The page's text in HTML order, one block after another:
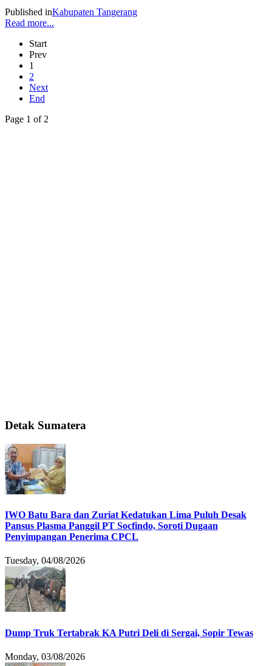
Published inKabupaten Tangerang
Read more...
Start
Prev
1
2
Next
End
Page 1 of 2
Detak Sumatera
IWO Batu Bara dan Zuriat Kedatukan Lima Puluh Desak
Pansus Plasma Panggil PT Socfindo, Soroti Dugaan
Penyimpangan Penerima CPCL
Tuesday, 04/08/2026
Dump Truk Tertabrak KA Putri Deli di Sergai, Sopir Tewas
Monday, 03/08/2026